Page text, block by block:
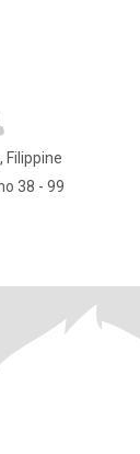
Filippine
38 - 99